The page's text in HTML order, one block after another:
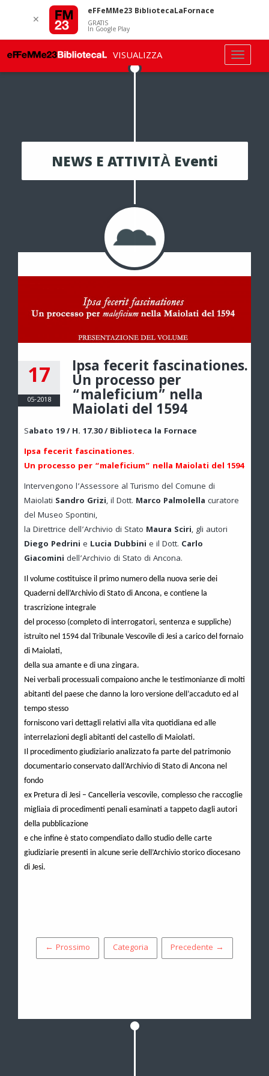
NEWS E ATTIVITÀ Eventi
17
05-2018
Ipsa fecerit fascinationes.
Un processo per
“maleficium” nella
Maiolati del 1594
Sabato 19 / H. 17.30 / Biblioteca la Fornace
Ipsa fecerit fascinationes.
Un processo per “maleficium” nella Maiolati del 1594
Intervengono l’Assessore al Turismo del Comune di
Maiolati Sandro Grizi, il Dott. Marco Palmolella curatore
del Museo Spontini,
la Direttrice dell’Archivio di Stato Maura Sciri, gli autori
Diego Pedrini e Lucia Dubbini e il Dott. Carlo
Giacomini dell’Archivio di Stato di Ancona.
Il volume costituisce il primo numero della nuova serie dei
Quaderni dell’Archivio di Stato di Ancona, e contiene la
trascrizione integrale
del processo (completo di interrogatori, sentenza e suppliche)
istruito nel 1594 dal Tribunale Vescovile di Jesi a carico del fornaio
di Maiolati,
della sua amante e di una zingara.
Nei verbali processuali compaiono anche le testimonianze di molti
abitanti del paese che danno la loro versione dell’accaduto ed al
tempo stesso
forniscono vari dettagli relativi alla vita quotidiana ed alle
interrelazioni degli abitanti del castello di Maiolati.
Il procedimento giudiziario analizzato fa parte del patrimonio
documentario conservato dall’Archivio di Stato di Ancona nel
fondo
ex Pretura di Jesi – Cancelleria vescovile, complesso che raccoglie
migliaia di procedimenti penali esaminati a tappeto dagli autori
della pubblicazione
e che infine è stato compendiato dallo studio delle carte
giudiziarie presenti in alcune serie dell’Archivio storico diocesano
di Jesi.
← Prossimo Categoria Precedente →
✕
eFFeMMe23 BibliotecaLaFornace
GRATIS
In Google Play
VISUALIZZA